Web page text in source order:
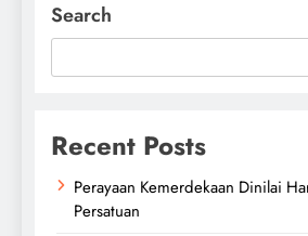
Search
Recent Posts
Perayaan Kemerdekaan Dinilai
Persatuan